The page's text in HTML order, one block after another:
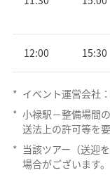
12:00 15:30
* イベント運営会社
* 小禄駅－整備場間
送法上の許可等を
* 当該ツアー（送迎
場合がございます。